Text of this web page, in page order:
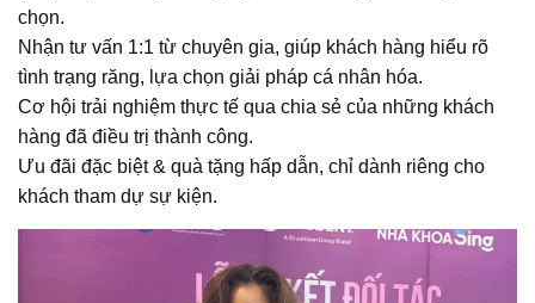
chọn.
Nhận tư vấn 1:1 từ chuyên gia, giúp khách hàng hiểu rõ
tình trạng răng, lựa chọn giải pháp cá nhân hóa.
Cơ hội trải nghiệm thực tế qua chia sẻ của những khách
hàng đã điều trị thành công.
Ưu đãi đặc biệt & quà tặng hấp dẫn, chỉ dành riêng cho
khách tham dự sự kiện.